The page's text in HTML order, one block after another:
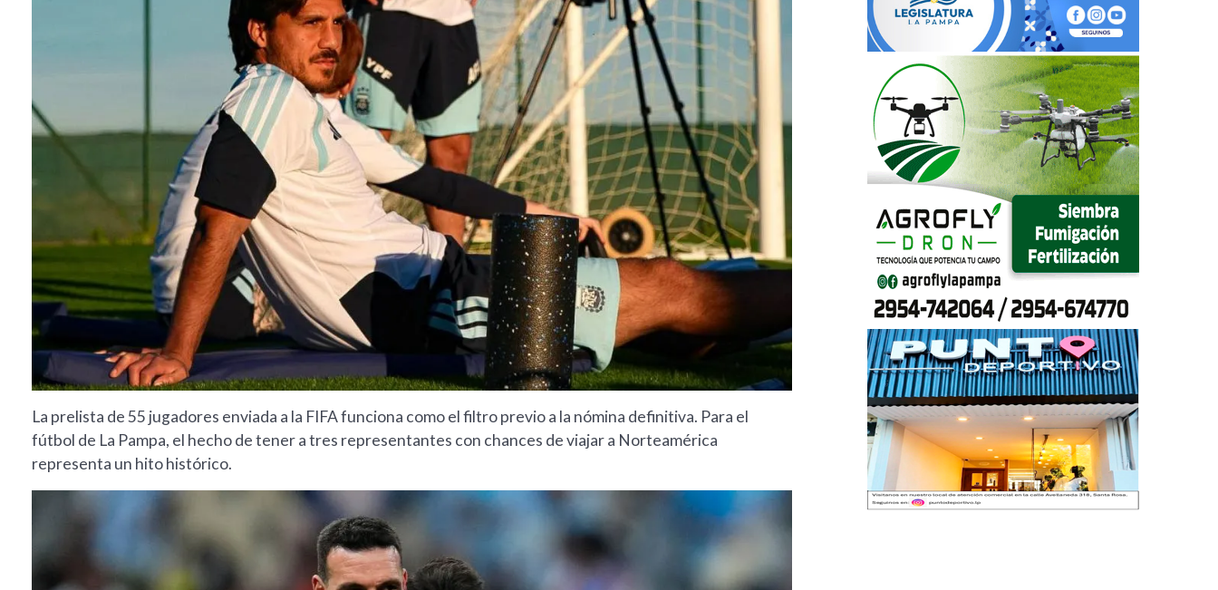
La prelista de 55 jugadores enviada a la FIFA funciona como el filtro previo a la nómina definitiva. Para el
fútbol de La Pampa, el hecho de tener a tres representantes con chances de viajar a Norteamérica
representa un hito histórico.